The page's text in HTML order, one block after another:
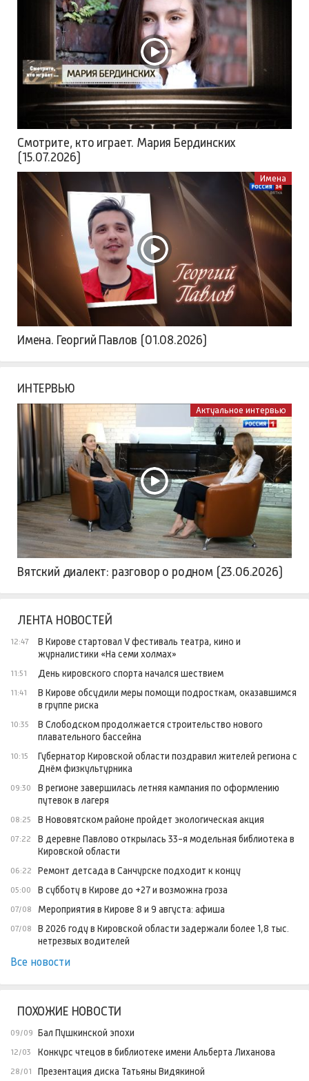
Смотрите, кто играет. Мария Бердинских
(15.07.2026)
Имена
Имена. Георгий Павлов (01.08.2026)
ИНТЕРВЬЮ
Актуальное интервью
Вятский диалект: разговор о родном (23.06.2026)
ЛЕНТА НОВОСТЕЙ
12:47
В Кирове стартовал V фестиваль театра, кино и
журналистики «На семи холмах»
11:51 День кировского спорта начался шествием
11:41
В Кирове обсудили меры помощи подросткам, оказавшимся
в группе риска
10:35
В Слободском продолжается строительство нового
плавательного бассейна
10:15
Губернатор Кировской области поздравил жителей региона с
Днём физкультурника
09:30
В регионе завершилась летняя кампания по оформлению
путевок в лагеря
08:25 В Нововятском районе пройдет экологическая акция
07:22
В деревне Павлово открылась 33-я модельная библиотека в
Кировской области
06:22 Ремонт детсада в Санчурске подходит к концу
05:00 В субботу в Кирове до +27 и возможна гроза
07/08 Мероприятия в Кирове 8 и 9 августа: афиша
07/08
В 2026 году в Кировской области задержали более 1,8 тыс.
нетрезвых водителей
Все новости
ПОХОЖИЕ НОВОСТИ
09/09 Бал Пушкинской эпохи
12/03 Конкурс чтецов в библиотеке имени Альберта Лиханова
28/01 Презентация диска Татьяны Видякиной